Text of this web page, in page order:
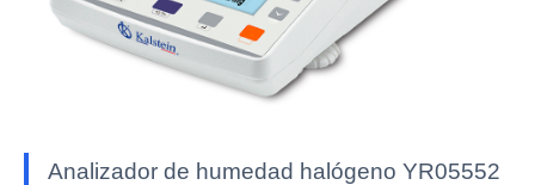
Analizador de humedad halógeno YR05552